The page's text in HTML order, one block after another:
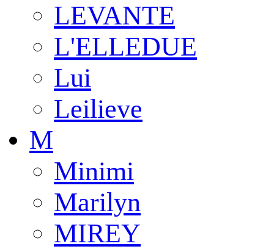
LEVANTE
L'ELLEDUE
Lui
Leilieve
M
Minimi
Marilyn
MIREY